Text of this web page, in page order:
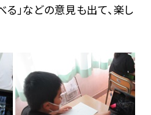
」などの意見も出て、楽し